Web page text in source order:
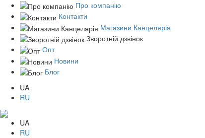
Про компанію
Контакти
Магазини Канцелярія
Зворотній дзвінок
Опт
Новини
Блог
UA
RU
UA
RU